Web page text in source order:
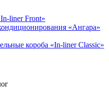
liner Front»
«Ангара»
короба «In-liner Classic»